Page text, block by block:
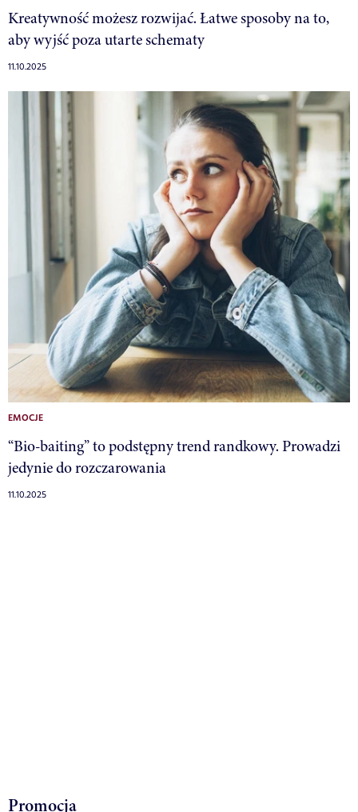
Kreatywność możesz rozwijać. Łatwe sposoby na to,
aby wyjść poza utarte schematy
11.10.2025
EMOCJE
“Bio-baiting” to podstępny trend randkowy. Prowadzi
jedynie do rozczarowania
11.10.2025
Promocja